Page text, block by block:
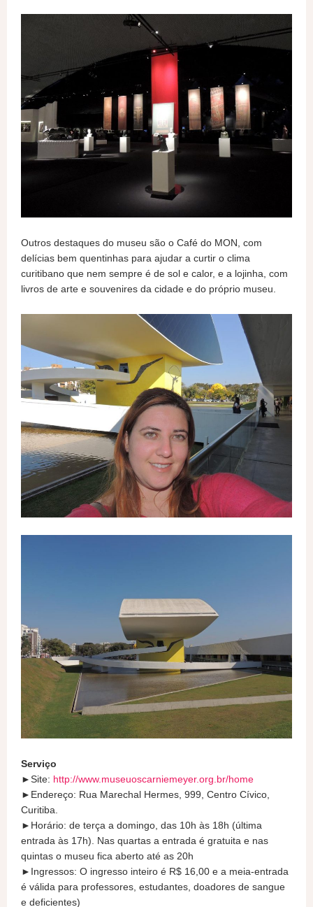
Outros destaques do museu são o Café do MON, com
delícias bem quentinhas para ajudar a curtir o clima
curitibano que nem sempre é de sol e calor, e a lojinha, com
livros de arte e souvenires da cidade e do próprio museu.
Serviço
►Site: http://www.museuoscarniemeyer.org.br/home
►Endereço: Rua Marechal Hermes, 999, Centro Cívico,
Curitiba.
►Horário: de terça a domingo, das 10h às 18h (última
entrada às 17h). Nas quartas a entrada é gratuita e nas
quintas o museu fica aberto até as 20h
►Ingressos: O ingresso inteiro é R$ 16,00 e a meia-entrada
é válida para professores, estudantes, doadores de sangue
e deficientes)